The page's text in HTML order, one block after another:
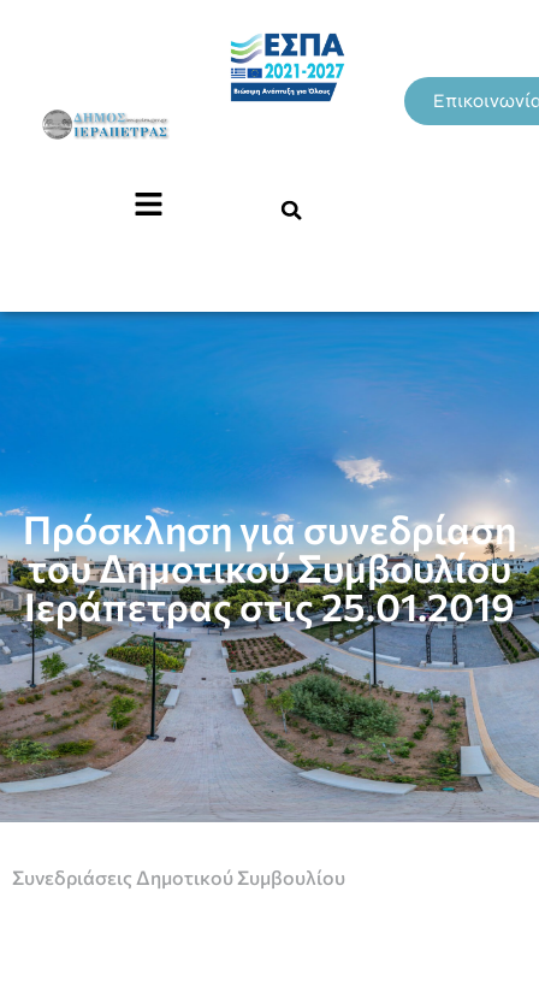
Πρόσκληση για συνεδρίαση
του Δημοτικού Συμβουλίου
Ιεράπετρας στις 25.01.2019
Συνεδριάσεις Δημοτικού Συμβουλίου